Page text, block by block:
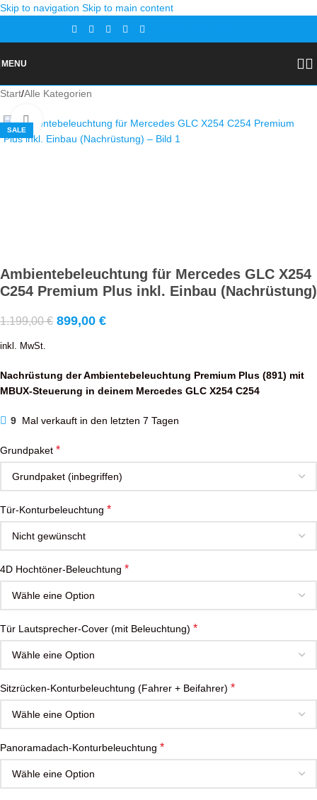
Skip to navigation Skip to main content
MENU
Start/Alle Kategorien
SALE
Zoom
Ambientebeleuchtung für Mercedes GLC X254
C254 Premium Plus inkl. Einbau (Nachrüstung)
1.199,00€ 899,00 €
inkl. MwSt.
Nachrüstung der Ambientebeleuchtung Premium Plus (891) mit
MBUX-Steuerung in deinem Mercedes GLC X254 C254
9 Mal verkauft in den letzten 7 Tagen
Grundpaket *
Tür-Konturbeleuchtung *
4D Hochtöner-Beleuchtung *
Tür Lautsprecher-Cover (mit Beleuchtung) *
Sitzrücken-Konturbeleuchtung (Fahrer + Beifahrer) *
Panoramadach-Konturbeleuchtung *